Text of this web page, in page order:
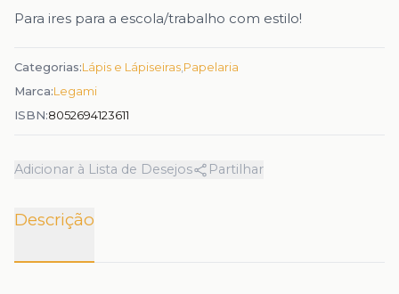
Descrição
Para ires para a escola/trabalho com estilo!
Categorias:Lápis e Lápiseiras Papelaria
Marca:Legami
ISBN:8052694123611
Adicionar à Lista de Desejos Partilhar